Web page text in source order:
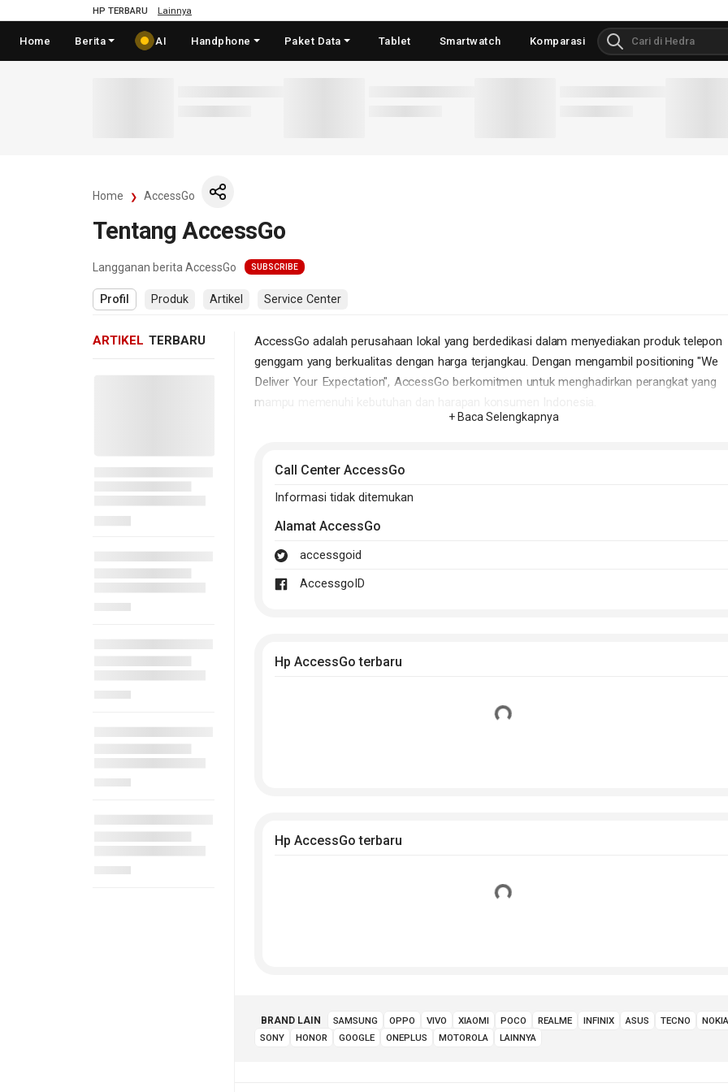
HP TERBARU Lainnya
Home Berita AI Handphone Paket Data Tablet Smartwatch Komparasi
Home AccessGo
Tentang AccessGo
Langganan berita AccessGo SUBSCRIBE
Profil Produk Artikel Service Center
ARTIKEL TERBARU
AccessGo adalah perusahaan lokal yang berdedikasi dalam menyediakan produk telepon
genggam yang berkualitas dengan harga terjangkau. Dengan mengambil positioning "We
Deliver Your Expectation", AccessGo berkomitmen untuk menghadirkan perangkat yang
mampu memenuhi kebutuhan dan harapan konsumen Indonesia.
Mansyur, yang menjadikannya unik dan bernilai tambah bagi penggunanya. Dengan harga
terjangkau,AccessGo VSImenyasar konsumen yang menginginkan smartphone
masyarakat Indonesia. Produk-produk AccessGo dikenal karena kualitasnya yang
dengan harga yang kompetitif. Melalui berbagai strategi pemasaran dan kolaborasi
Selain itu, AccessGo terus berinovasi dan berencana meluncurkan lebih banyak produk
kontribusi positif bagi perkembangan teknologi di Indonesia.
+ Baca Selengkapnya
Call Center AccessGo
Informasi tidak ditemukan
Alamat AccessGo
accessgoid
AccessgoID
Hp AccessGo terbaru
Loading...
Hp AccessGo terbaru
Loading...
BRAND LAIN SAMSUNG OPPO VIVO XIAOMI POCO REALME INFINIX ASUS TECNO
NOKIA
SONY
HONOR GOOGLE ONEPLUS MOTOROLA LAINNYA